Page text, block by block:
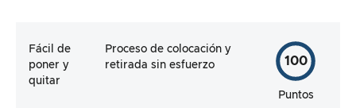
Fácil de
poner y
quitar
Proceso de colocación y
retirada sin esfuerzo
100
Puntos